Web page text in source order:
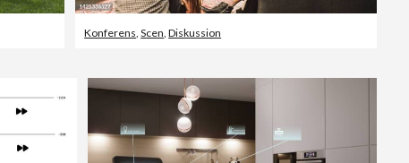
Konferens,Scen,Diskussion